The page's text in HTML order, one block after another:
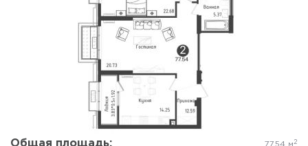
Общая площадь: 77.54 м 2